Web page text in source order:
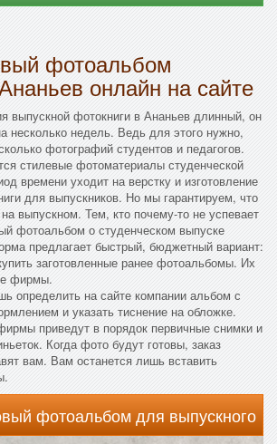
фотоальбом
онлайн на сайте
выпускной фотокниги в Ананьев длинный, он
несколько недель. Ведь для этого нужно,
фотографий студентов и педагогов.
стилевые фотоматериалы студенческой
времени уходит на верстку и изготовление
для выпускников. Но мы гарантируем, что
выпускном. Тем, кто почему-то не успевает
фотоальбом о студенческом выпуске
предлагает быстрый, бюджетный вариант:
заготовленные ранее фотоальбомы. Их
фирмы.
определить на сайте компании альбом с
и указать тиснение на обложке.
приведут в порядок первичные снимки и
Когда фото будут готовы, заказ
вам. Вам останется лишь вставить
фотоальбом для выпускного